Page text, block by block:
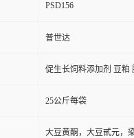
PSD156
普世达
促生长饲料添加剂 豆粕
25公斤每袋
大豆黄酮，大豆甙元，